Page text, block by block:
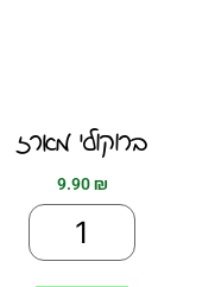
ברוקולי מארז
9.90₪